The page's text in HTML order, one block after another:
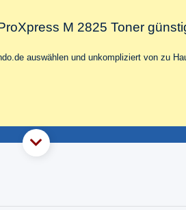
M 2825 Toner
auswählen und unkompliziert von zu